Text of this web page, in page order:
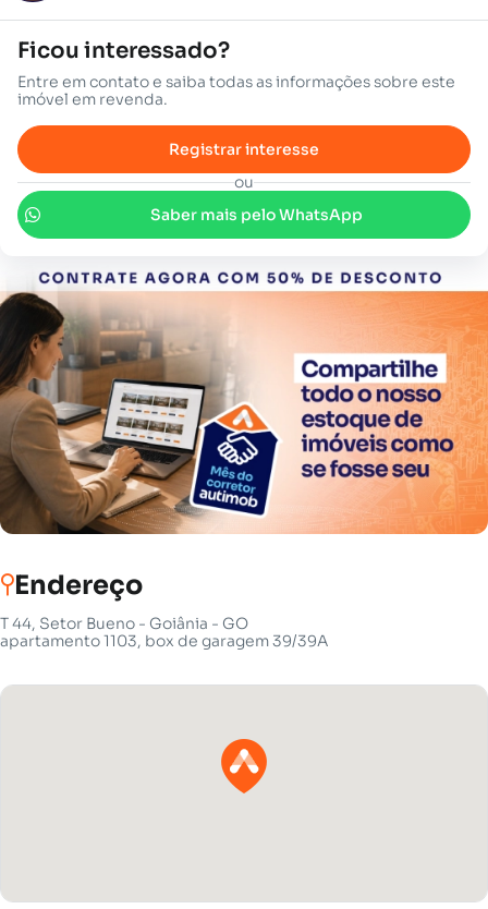
Ficou interessado?
Entre em contato e saiba todas as informações sobre este
imóvel em revenda.
Registrar interesse
ou
Saber mais pelo WhatsApp
Endereço
T 44, Setor Bueno - Goiânia - GO
apartamento 1103, box de garagem 39/39A